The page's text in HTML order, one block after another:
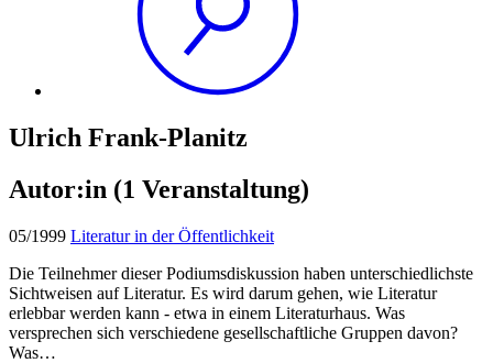
Ulrich Frank-Planitz
Autor:in (1 Veranstaltung)
05/1999 Literatur in der Öffentlichkeit
Die Teilnehmer dieser Podiumsdiskussion haben unterschiedlichste
Sichtweisen auf Literatur. Es wird darum gehen, wie Literatur
erlebbar werden kann - etwa in einem Literaturhaus. Was
versprechen sich verschiedene gesellschaftliche Gruppen davon?
Was…